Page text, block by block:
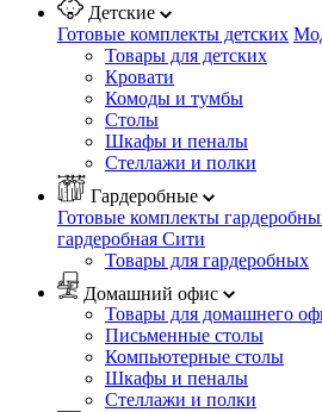
Детские
Готовые комплекты детских
Товары для детских
Кровати
Комоды и тумбы
Столы
Шкафы и пеналы
Стеллажи и полки
Гардеробные
Готовые комплекты
гардеробная Сити
Товары для гардеробных
Домашний офис
Товары для домашнего
Письменные столы
Компьютерные столы
Шкафы и пеналы
Стеллажи и полки